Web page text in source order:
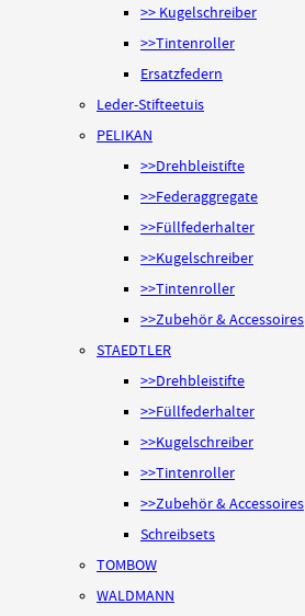
>> Kugelschreiber
>>Tintenroller
Ersatzfedern
Leder-Stifteetuis
PELIKAN
>>Drehbleistifte
>>Federaggregate
>>Füllfederhalter
>>Kugelschreiber
>>Tintenroller
>>Zubehör & Accessoires
STAEDTLER
>>Drehbleistifte
>>Füllfederhalter
>>Kugelschreiber
>>Tintenroller
>>Zubehör & Accessoires
Schreibsets
TOMBOW
WALDMANN